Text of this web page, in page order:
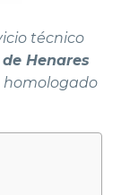
técnico
Henares
homologado